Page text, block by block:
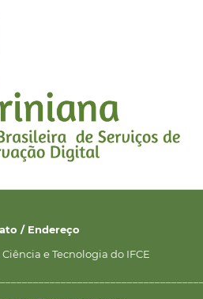
/ Endereço
Ciência e Tecnologia do IFCE